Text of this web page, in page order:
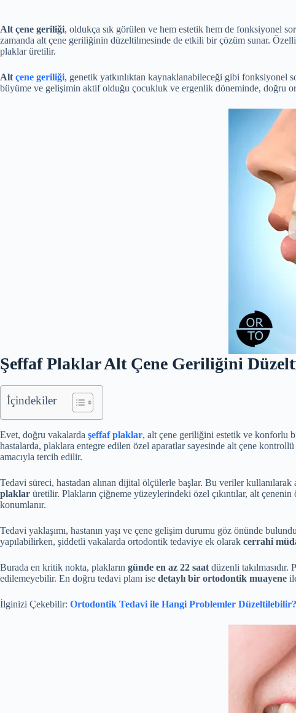
Alt çene geriliği, oldukça sık görülen ve hem estetik hem de fonksiyonel
zamanda alt çene geriliğinin düzeltilmesinde de etkili bir çözüm sunar.
plaklar üretilir.
Alt çene geriliği, genetik yatkınlıktan kaynaklanabileceği gibi fonksiyonel
büyüme ve gelişimin aktif olduğu çocukluk ve ergenlik döneminde, doğru
Şeffaf Plaklar Alt Çene Geriliğini
İçindekiler
Evet, doğru vakalarda şeffaf plaklar, alt çene geriliğini estetik ve konforlu
hastalarda, plaklara entegre edilen özel aparatlar sayesinde alt çene
amacıyla tercih edilir.
Tedavi süreci, hastadan alınan dijital ölçülerle başlar. Bu veriler kullanılarak
plaklar üretilir. Plakların çiğneme yüzeylerindeki özel çıkıntılar, alt
konumlanır.
Tedavi yaklaşımı, hastanın yaşı ve çene gelişim durumu göz önünde
yapılabilirken, şiddetli vakalarda ortodontik tedaviye ek olarak cerrahi
Burada en kritik nokta, plakların günde en az 22 saat düzenli takılmasıdır.
edilemeyebilir. En doğru tedavi planı ise detaylı bir ortodontik muayene
İlginizi Çekebilir: Ortodontik Tedavi ile Hangi Problemler Düzeltilebilir?